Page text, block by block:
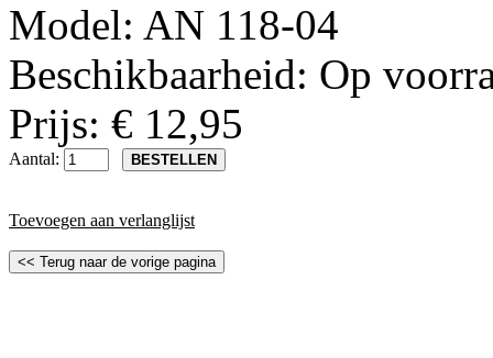
Model: AN 118-04
Beschikbaarheid: Op
Prijs: € 12,95
Aantal:
Toevoegen aan verlanglijst